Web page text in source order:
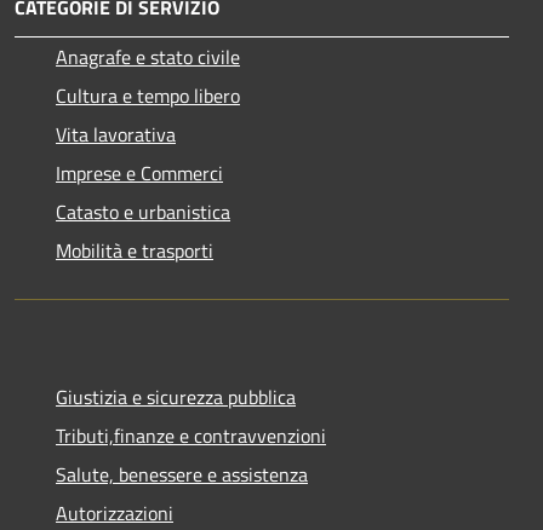
CATEGORIE DI SERVIZIO
Anagrafe e stato civile
Cultura e tempo libero
Vita lavorativa
Imprese e Commerci
Catasto e urbanistica
Mobilità e trasporti
Giustizia e sicurezza pubblica
Tributi,finanze e contravvenzioni
Salute, benessere e assistenza
Autorizzazioni